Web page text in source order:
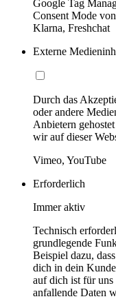
Google Tag
Consent Mode
Klarna, Freshchat
Externe
Durch das
oder andere
Anbietern
wir auf dieser
Vimeo, YouTube
Erforderlich
Immer aktiv
Technisch
grundlegende
Beispiel dazu,
dich in dein
auf dich ist für
anfallende Daten